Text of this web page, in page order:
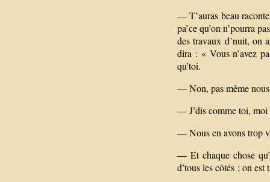
— T’auras beau
pa’ce qu’on n’pourra
des travaux d’nuit, on
dira : « Vous n’avez
qu’toi.
— Non, pas même
— J’dis comme toi,
— Nous en avons trop
— Et chaque chose
d’tous les côtés ; on est